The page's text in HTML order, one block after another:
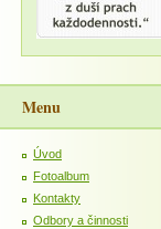
Menu
Úvod
Fotoalbum
Kontakty
Odbory a činnosti